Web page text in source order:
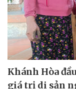
Khánh Hòa
giá trị di sản